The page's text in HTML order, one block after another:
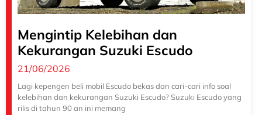
Mengintip Kelebihan dan
Kekurangan Suzuki Escudo
21/06/2026
Lagi kepengen beli mobil Escudo bekas dan cari-cari info soal
kelebihan dan kekurangan Suzuki Escudo? Suzuki Escudo yang
rilis di tahun 90 an ini memang